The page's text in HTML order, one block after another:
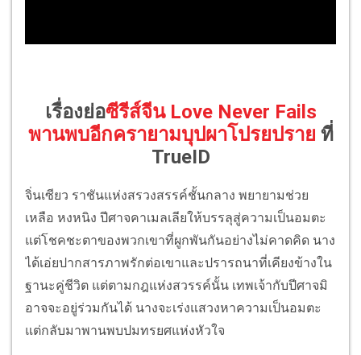
เรื่องย่อซีรีส์จีน Love Never Fails
พานพบอีกครายามบุปผาโปรยปราย ที่
TrueID
จิ่นเซียว ราชันแห่งสรวงสรรค์ชั้นกลาง พยายามช่วย
เหลือ หงหนิง ปีศาจคาเมลเลียให้บรรลุสู่ความเป็นอมตะ
แต่โชคชะตาของพวกเขาที่ผูกพันกันอย่างไม่คาดคิด นาง
ได้เอ่ยปากสารภาพรักต่อเขาและปรารถนาที่เคียงข้างใน
ฐานะคู่ชีวิต แต่ตามกฎแห่งสวรรค์นั้น เทพเจ้ากับปีศาจมิ
อาจจะอยู่ร่วมกันได้ นางจะเร่งแสวงหาความเป็นอมตะ
แต่กลับมาพานพบปมทรยศแห่งหัวใจ